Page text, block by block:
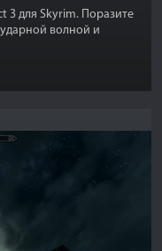
3 для Skyrim. Поразите
волной и